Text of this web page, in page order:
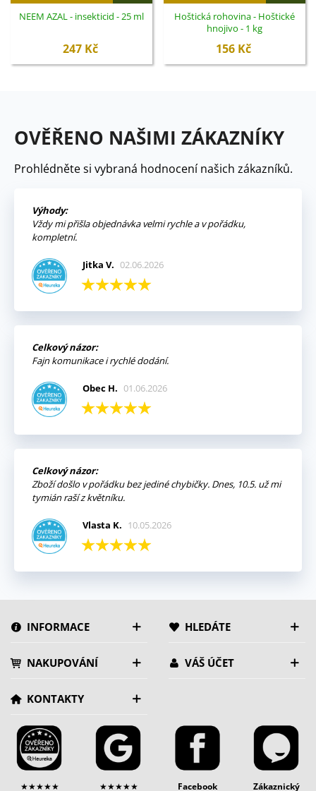
NEEM AZAL - insekticid - 25 ml
247 Kč
Hoštická rohovina - Hoštické
hnojivo - 1 kg
156 Kč
OVĚŘENO NAŠIMI ZÁKAZNÍKY
Prohlédněte si vybraná hodnocení našich zákazníků.
Výhody:
Vždy mi přišla objednávka velmi rychle a v pořádku,
kompletní.
Jitka V. 02.06.2026
Celkový názor:
Fajn komunikace i rychlé dodání.
Obec H. 01.06.2026
Celkový názor:
Zboží došlo v pořádku bez jediné chybičky. Dnes, 10.5. už mi
tymián raší z květníku.
Vlasta K. 10.05.2026
INFORMACE HLEDÁTE
NAKUPOVÁNÍ VÁŠ ÚČET
KONTAKTY
★★★★★ ★★★★★ Facebook Zákaznický